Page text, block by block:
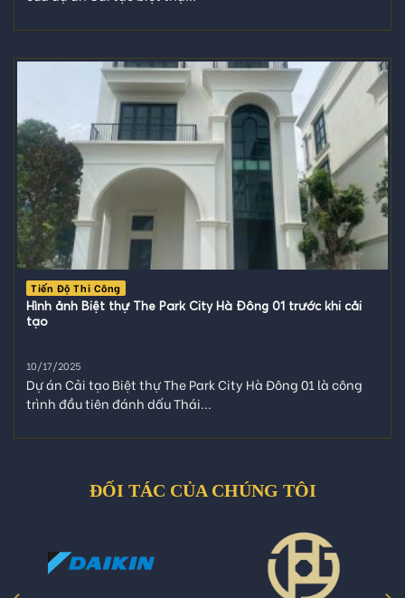
Tiến Độ Thi Công
Hình ảnh Biệt thự The Park City Hà Đông 01 trước khi cải
tạo
10/17/2025
Dự án Cải tạo Biệt thự The Park City Hà Đông 01 là công
trình đầu tiên đánh dấu Thái...
ĐỐI TÁC CỦA CHÚNG TÔI